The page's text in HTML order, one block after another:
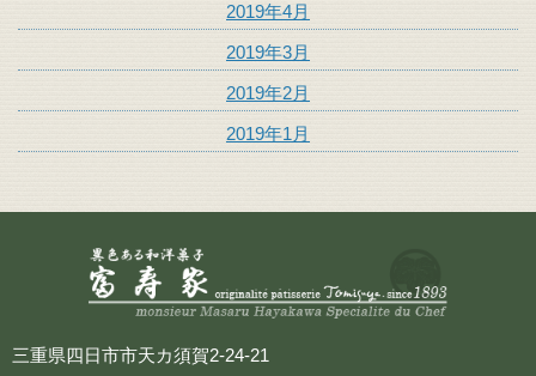
2019年4月
2019年3月
2019年2月
2019年1月
三重県四日市市天カ須賀2-24-21